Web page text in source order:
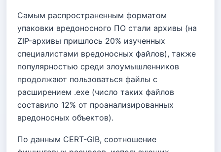
Самым распространенным форматом
упаковки вредоносного ПО стали архивы (на
ZIP-архивы пришлось 20% изученных
специалистами вредоносных файлов), также
популярностью среди злоумышленников
продолжают пользоваться файлы с
расширением .exe (число таких файлов
составило 12% от проанализированных
вредоносных объектов).
По данным CERT-GIB, соотношение